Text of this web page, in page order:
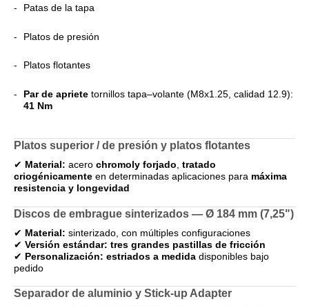
Patas de la tapa
Platos de presión
Platos flotantes
Par de apriete tornillos tapa–volante (M8x1.25, calidad 12.9):
41 Nm
Platos superior / de presión y platos flotantes
✔ Material: acero chromoly forjado tratado
criogénicamente en determinadas aplicaciones para máxima
resistencia y longevidad
Discos de embrague sinterizados — Ø 184 mm (7,25")
✔ Material: sinterizado, con múltiples configuraciones
✔ Versión estándar: tres grandes pastillas de fricción
✔ Personalización: estriados a medida disponibles bajo
pedido
Separador de aluminio y Stick-up Adapter